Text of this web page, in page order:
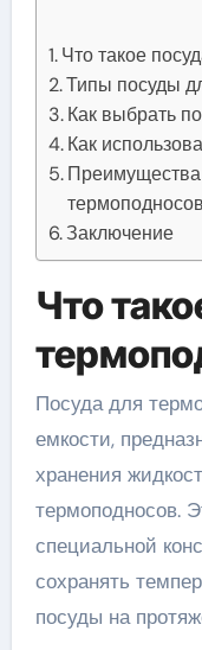
Что такое
Типы посуды
Как выбрать
Как
термоподносов
Заключение
Что
Посуда для термоподносов – это специальные
емкости,
хранения
термоподносов.
специальной
сохранять
посуды на